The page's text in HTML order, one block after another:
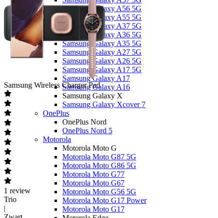
Samsung Galaxy A56 5G
Samsung Galaxy A55 5G
Samsung Galaxy A37 5G
Samsung Galaxy A36 5G
Samsung Galaxy A35 5G
Samsung Galaxy A27 5G
Samsung Galaxy A26 5G
Samsung Galaxy A17 5G
Samsung Galaxy A17
Samsung Galaxy A16
Samsung Galaxy X
Samsung Galaxy Xcover 7
OnePlus
OnePlus Nord
OnePlus Nord 5
Motorola
Motorola Moto G
Motorola Moto G87 5G
Motorola Moto G86 5G
Motorola Moto G77
Motorola Moto G67
Motorola Moto G56 5G
Motorola Moto G17 Power
Motorola Moto G17
Samsung Wireless Charger Pad
1 review
Trio
|